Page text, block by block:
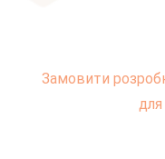
Замовити